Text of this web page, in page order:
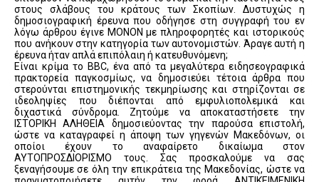
στους σλάβους του κράτους των Σκοπίων. Δυστυχώς η
δημοσιογραφική έρευνα που οδήγησε στη συγγραφή του εν
λόγω άρθρου έγινε ΜΟΝΟΝ με πληροφορητές και ιστορικούς
που ανήκουν στην κατηγορία των αυτονομιστών. Άραγε αυτή η
έρευνα ήταν απλά επιπόλαιη ή κατευθυνόμενη;
Είναι κρίμα το BBC, ένα από τα μεγαλύτερα ειδησεογραφικά
πρακτορεία παγκοσμίως, να δημοσιεύει τέτοια άρθρα που
στερούνται επιστημονικής τεκμηρίωσης και στηρίζονται σε
ιδεοληψίες που διέπονται από εμφυλιοπολεμικά και
διχαστικά σύνδρομα. Ζητούμε να αποκαταστήσετε την
ΙΣΤΟΡΙΚΗ ΑΛΗΘΕΙΑ δημοσιεύοντας την παρούσα επιστολή,
ώστε να καταγραφεί η άποψη των γηγενών Μακεδόνων, οι
οποίοι έχουν το αναφαίρετο δικαίωμα στον
ΑΥΤΟΠΡΟΣΔΙΟΡΙΣΜΟ τους. Σας προσκαλούμε να σας
ξεναγήσουμε σε όλη την επικράτεια της Μακεδονίας, ώστε να